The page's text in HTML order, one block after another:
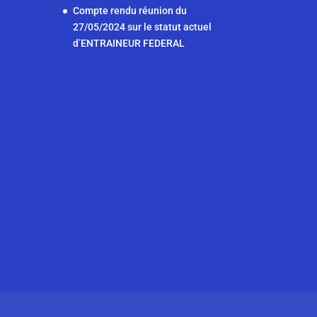
b
o
A
p
n
g
dI
n
Compte rendu réunion du
27/05/2024 sur le statut actuel
d’ENTRAINEUR FEDERAL